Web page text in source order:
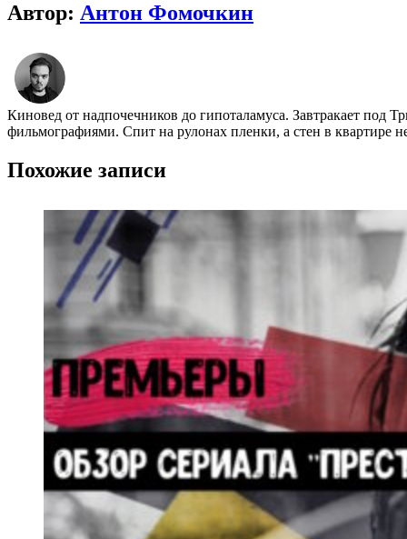
Автор: Антон Фомочкин
Киновед от надпочечников до гипоталамуса. Завтракает
фильмографиями. Спит на рулонах пленки, а стен в квартире
Похожие записи